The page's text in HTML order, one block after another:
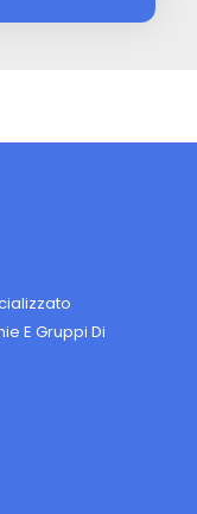
E Gruppi Di